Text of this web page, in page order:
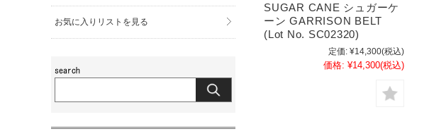
SUGAR CANE シュガーケ
ーン GARRISON BELT
(Lot No. SC02320)
定価: ¥14,300(税込)
価格: ¥14,300(税込)
お気に入りリストを見る